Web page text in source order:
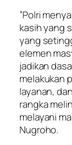
​”Polri
kasih yang
yang
elemen
jadikan
melakukan
layanan,
rangka
melayani
Nugroho.